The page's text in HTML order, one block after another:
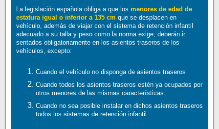
La legislación española obliga a que los menores de edad de
estatura igual o inferior a 135 cm que se desplacen en
vehículo, además de viajar con el sistema de retención infantil
adecuado a su talla y peso como la norma exige, deberán ir
sentados obligatoriamente en los asientos traseros de los
vehículos, excepto:
Cuando el vehículo no disponga de asientos traseros
Cuando todos los asientos traseros estén ya ocupados por
otros menores de las mismas características.
Cuando no sea posible instalar en dichos asientos traseros
todos los sistemas de retención infantil.